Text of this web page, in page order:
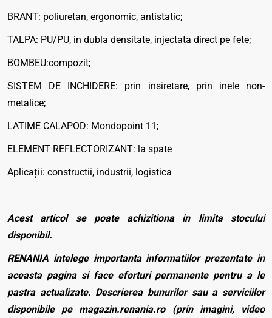
BRANT: poliuretan, ergonomic, antistatic;
TALPA: PU/PU, in dubla densitate, injectata direct pe fete;
BOMBEU:compozit;
SISTEM DE INCHIDERE: prin insiretare, prin inele non-
metalice;
LATIME CALAPOD: Mondopoint 11;
ELEMENT REFLECTORIZANT: la spate
Aplicații: constructii, industrii, logistica
Acest articol se poate achizitiona in limita stocului
disponibil.
RENANIA intelege importanta informatiilor prezentate in
aceasta pagina si face eforturi permanente pentru a le
pastra actualizate. Descrierea bunurilor sau a serviciilor
disponibile pe magazin.renania.ro (prin imagini, video